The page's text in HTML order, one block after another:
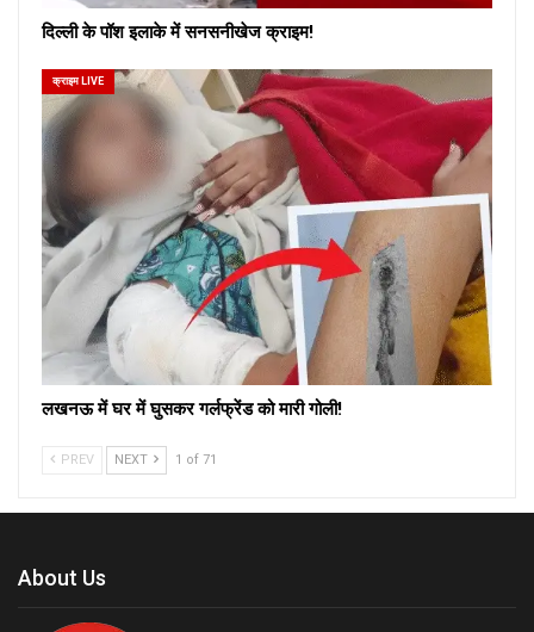
दिल्ली के पॉश इलाके में सनसनीखेज क्राइम!
क्राइम LIVE
लखनऊ में घर में घुसकर गर्लफ्रेंड को मारी गोली!
PREV NEXT 1 of 71
About Us